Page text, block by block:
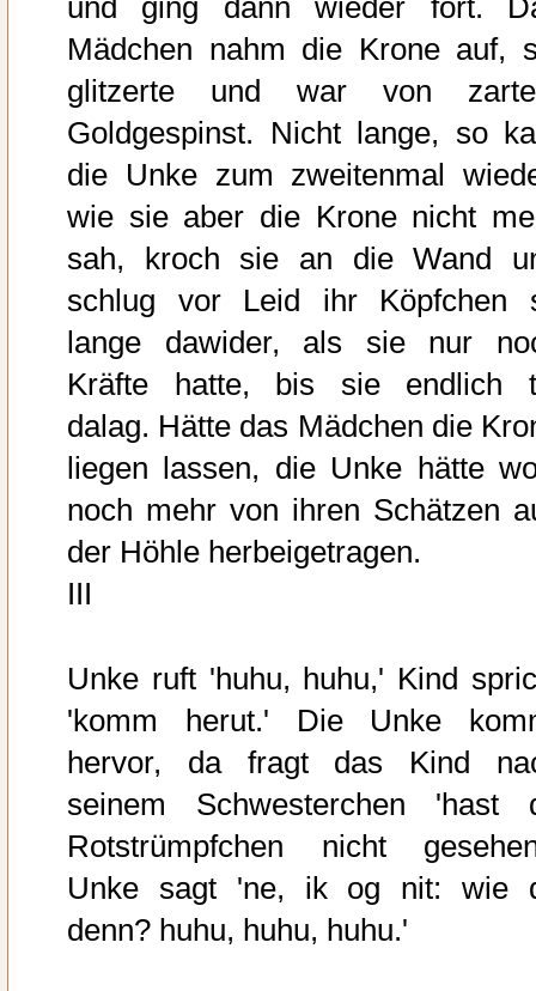
und ging dann wieder fort.
Mädchen nahm die Krone auf,
glitzerte und war von
Goldgespinst. Nicht lange, so
die Unke zum zweitenmal
wie sie aber die Krone nicht
sah, kroch sie an die Wand
schlug vor Leid ihr Köpfchen
lange dawider, als sie nur
Kräfte hatte, bis sie endlich
dalag. Hätte das Mädchen die
liegen lassen, die Unke hätte
noch mehr von ihren Schätzen
der Höhle herbeigetragen.
III
Unke ruft 'huhu, huhu,' Kind
'komm herut.' Die Unke
hervor, da fragt das Kind
seinem Schwesterchen 'hast
Rotstrümpfchen nicht
Unke sagt 'ne, ik og nit: wie
denn? huhu, huhu, huhu.'